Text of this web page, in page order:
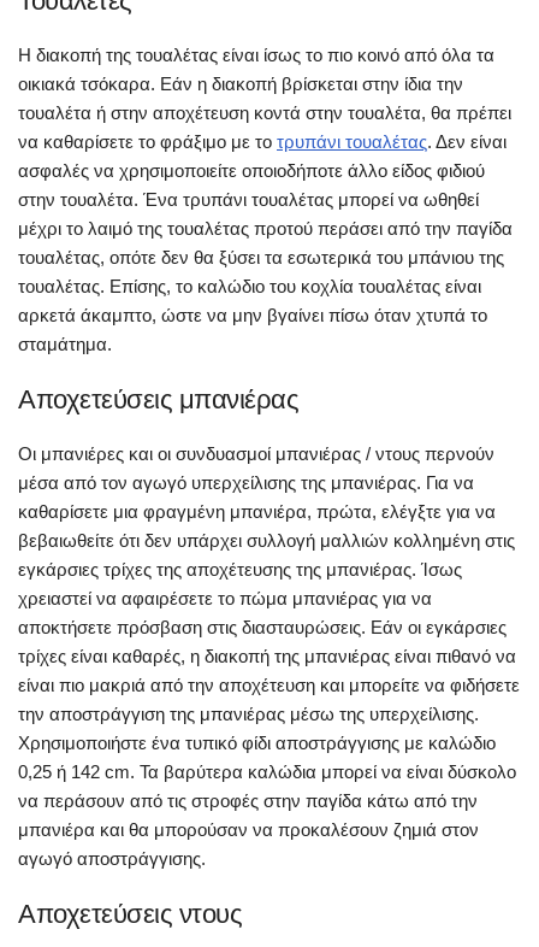
Η διακοπή της τουαλέτας είναι ίσως το πιο κοινό από όλα τα
οικιακά τσόκαρα. Εάν η διακοπή βρίσκεται στην ίδια την
τουαλέτα ή στην αποχέτευση κοντά στην τουαλέτα, θα πρέπει
να καθαρίσετε το φράξιμο με το τρυπάνι τουαλέτας. Δεν είναι
ασφαλές να χρησιμοποιείτε οποιοδήποτε άλλο είδος φιδιού
στην τουαλέτα. Ένα τρυπάνι τουαλέτας μπορεί να ωθηθεί
μέχρι το λαιμό της τουαλέτας προτού περάσει από την παγίδα
τουαλέτας, οπότε δεν θα ξύσει τα εσωτερικά του μπάνιου της
τουαλέτας. Επίσης, το καλώδιο του κοχλία τουαλέτας είναι
αρκετά άκαμπτο, ώστε να μην βγαίνει πίσω όταν χτυπά το
σταμάτημα.
Αποχετεύσεις μπανιέρας
Οι μπανιέρες και οι συνδυασμοί μπανιέρας / ντους περνούν
μέσα από τον αγωγό υπερχείλισης της μπανιέρας. Για να
καθαρίσετε μια φραγμένη μπανιέρα, πρώτα, ελέγξτε για να
βεβαιωθείτε ότι δεν υπάρχει συλλογή μαλλιών κολλημένη στις
εγκάρσιες τρίχες της αποχέτευσης της μπανιέρας. Ίσως
χρειαστεί να αφαιρέσετε το πώμα μπανιέρας για να
αποκτήσετε πρόσβαση στις διασταυρώσεις. Εάν οι εγκάρσιες
τρίχες είναι καθαρές, η διακοπή της μπανιέρας είναι πιθανό να
είναι πιο μακριά από την αποχέτευση και μπορείτε να φιδήσετε
την αποστράγγιση της μπανιέρας μέσω της υπερχείλισης.
Χρησιμοποιήστε ένα τυπικό φίδι αποστράγγισης με καλώδιο
0,25 ή 142 cm. Τα βαρύτερα καλώδια μπορεί να είναι δύσκολο
να περάσουν από τις στροφές στην παγίδα κάτω από την
μπανιέρα και θα μπορούσαν να προκαλέσουν ζημιά στον
αγωγό αποστράγγισης.
Αποχετεύσεις ντους